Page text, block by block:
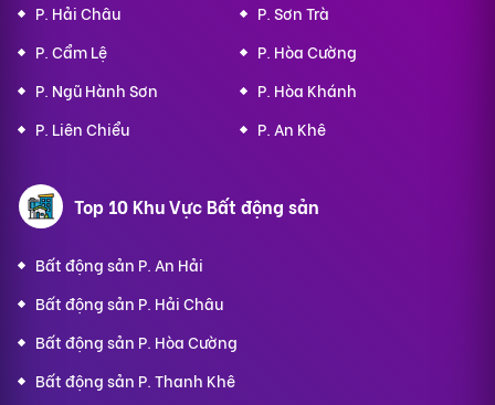
P. Hải Châu
P. Sơn Trà
P. Cẩm Lệ
P. Hòa Cường
P. Ngũ Hành Sơn
P. Hòa Khánh
P. Liên Chiểu
P. An Khê
Top 10 Khu Vực Bất động sản
Bất động sản P. An Hải
Bất động sản P. Hải Châu
Bất động sản P. Hòa Cường
Bất động sản P. Thanh Khê